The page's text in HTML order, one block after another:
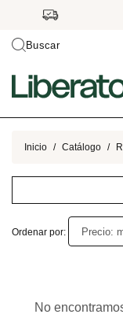
Buscar
LO NUEVO
OUTLET
Inicio Catálogo
Ordenar por:
No